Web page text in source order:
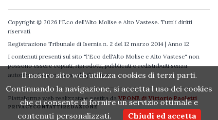
Copyright © 2026 l'Eco dell'Alto Molise e Alto Vastese. Tutti i diritti
riservati.
Registrazione Tribunale di Isernia n. 2 del 12 marzo 2014 | Anno 12
I contenuti presenti sul sito "l'Eco dell'Alto Molise e Alto Vastese" non
possono essere copiati, riprodotti, pubblicati o redistribuiti senza
autorizzazione espressa degli autori.
Piattaforma web realizzata e gestita da VPONE di Vittorio Paoletti
PRIVACYCONTATTIREDAZIONE
Il nostro sito web utilizza cookies di terzi parti.
Continuando la navigazione, si accetta l uso dei cookies
che ci consente di fornire un servizio ottimale e
contenuti personalizzati.
Chiudi ed accetta